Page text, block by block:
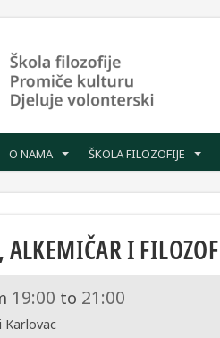
O NAMA ŠKOLA FILOZOFIJE
ALKEMIČAR I FILOZOF
19:00 to 21:00
Karlovac